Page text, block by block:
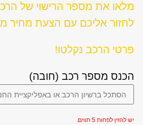
מלאו את מספר הרישוי של
לחזור אליכם עם הצעת מחיר
פרטי הרכב נקלטו!
הכנס מספר רכב (חובה)
יש להזין לפחות 5 תווים.